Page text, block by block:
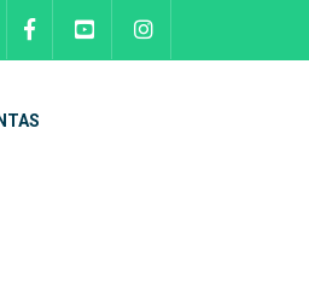
Síguenos en Facebook -
Síguenos enSíguenos en